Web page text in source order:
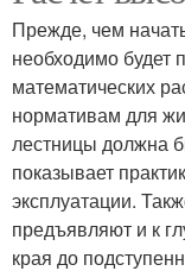
Прежде, чем
необходимо будет
математических
нормативам для
лестницы должна
показывает
эксплуатации.
предъявляют и к
края до